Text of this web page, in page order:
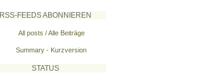
RSS-FEEDS ABONNIEREN
All posts / Alle Beiträge
Summary - Kurzversion
STATUS